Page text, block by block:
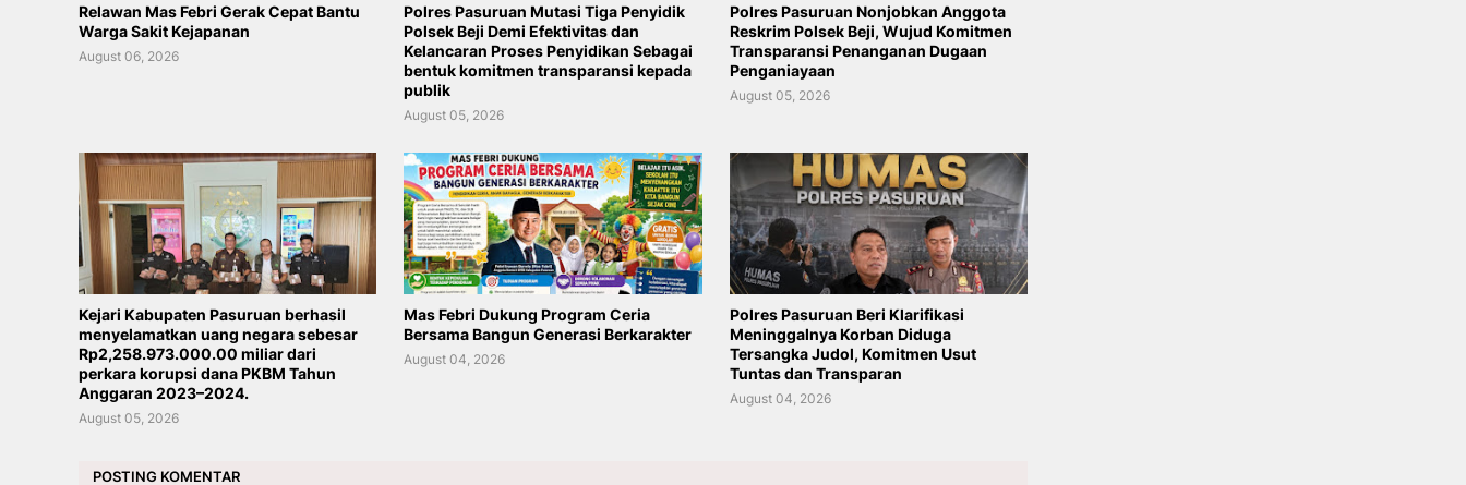
Relawan Mas Febri Gerak Cepat Bantu
Warga Sakit Kejapanan
August 06, 2026
Polres Pasuruan Mutasi Tiga Penyidik
Polsek Beji Demi Efektivitas dan
Kelancaran Proses Penyidikan Sebagai
bentuk komitmen transparansi kepada
publik
August 05, 2026
Polres Pasuruan Nonjobkan Anggota
Reskrim Polsek Beji, Wujud Komitmen
Transparansi Penanganan Dugaan
Penganiayaan
August 05, 2026
Kejari Kabupaten Pasuruan berhasil
menyelamatkan uang negara sebesar
Rp2,258.973.000.00 miliar dari
perkara korupsi dana PKBM Tahun
Anggaran 2023–2024.
August 05, 2026
Mas Febri Dukung Program Ceria
Bersama Bangun Generasi Berkarakter
August 04, 2026
Polres Pasuruan Beri Klarifikasi
Meninggalnya Korban Diduga
Tersangka Judol, Komitmen Usut
Tuntas dan Transparan
August 04, 2026
POSTING KOMENTAR